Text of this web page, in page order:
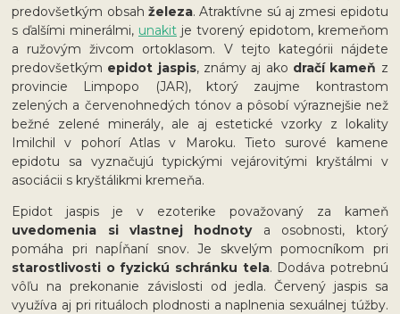
predovšetkým obsah železa. Atraktívne sú aj zmesi epidotu
s ďalšími minerálmi, unakit je tvorený epidotom, kremeňom
a ružovým živcom ortoklasom. V tejto kategórii nájdete
predovšetkým epidot jaspis, známy aj ako dračí kameň z
provincie Limpopo (JAR), ktorý zaujme kontrastom
zelených a červenohnedých tónov a pôsobí výraznejšie než
bežné zelené minerály, ale aj estetické vzorky z lokality
Imilchil v pohorí Atlas v Maroku. Tieto surové kamene
epidotu sa vyznačujú typickými vejárovitými kryštálmi v
asociácii s kryštálikmi kremeňa.
Epidot jaspis je v ezoterike považovaný za kameň
uvedomenia si vlastnej hodnoty a osobnosti, ktorý
pomáha pri napĺňaní snov. Je skvelým pomocníkom pri
starostlivosti o fyzickú schránku tela. Dodáva potrebnú
vôľu na prekonanie závislosti od jedla. Červený jaspis sa
využíva aj pri rituáloch plodnosti a naplnenia sexuálnej túžby.